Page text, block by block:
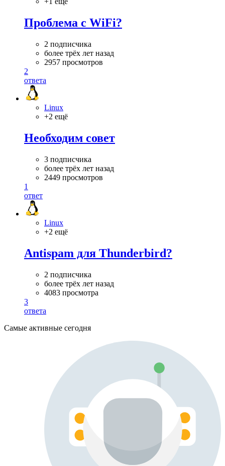
Проблема с WiFi?
2 подписчика
более трёх лет назад
2957 просмотров
2
ответа
Linux
+2 ещё
Необходим совет
3 подписчика
более трёх лет назад
2449 просмотров
1
ответ
Linux
+2 ещё
Antispam для Thunderbird?
2 подписчика
более трёх лет назад
4083 просмотра
3
ответа
Самые активные сегодня